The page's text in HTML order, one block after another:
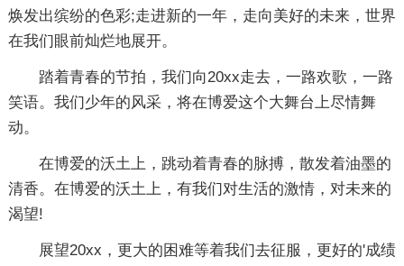
焕发出缤纷的色彩;走进新的一年，走向美好的未来，世界
在我们眼前灿烂地展开。
踏着青春的节拍，我们向20xx走去，一路欢歌，一路
笑语。我们少年的风采，将在博爱这个大舞台上尽情舞
动。
在博爱的沃土上，跳动着青春的脉搏，散发着油墨的
清香。在博爱的沃土上，有我们对生活的激情，对未来的
渴望!
展望20xx，更大的困难等着我们去征服，更好的'成绩